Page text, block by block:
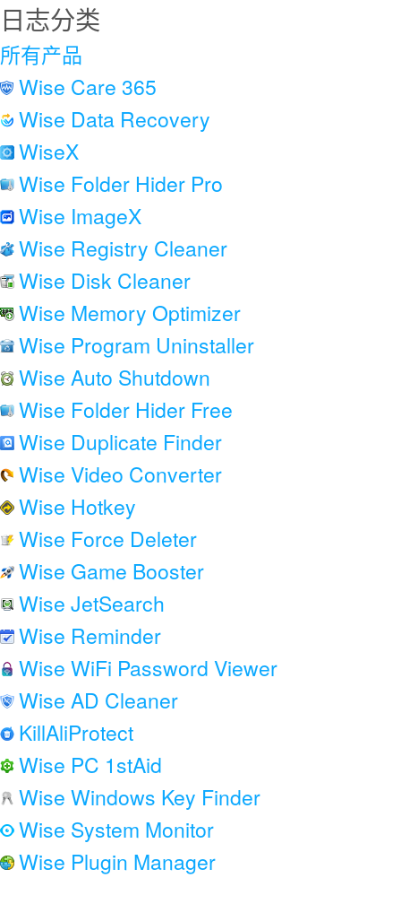
日志分类
所有产品
Wise Care 365
Wise Data Recovery
WiseX
Wise Folder Hider Pro
Wise ImageX
Wise Registry Cleaner
Wise Disk Cleaner
Wise Memory Optimizer
Wise Program Uninstaller
Wise Auto Shutdown
Wise Folder Hider Free
Wise Duplicate Finder
Wise Video Converter
Wise Hotkey
Wise Force Deleter
Wise Game Booster
Wise JetSearch
Wise Reminder
Wise WiFi Password Viewer
Wise AD Cleaner
KillAliProtect
Wise PC 1stAid
Wise Windows Key Finder
Wise System Monitor
Wise Plugin Manager